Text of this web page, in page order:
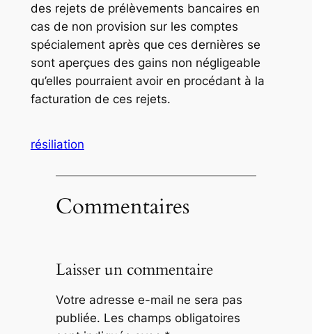
des rejets de prélèvements bancaires en
cas de non provision sur les comptes
spécialement après que ces dernières se
sont aperçues des gains non négligeable
qu’elles pourraient avoir en procédant à la
facturation de ces rejets.
résiliation
Commentaires
Laisser un commentaire
Votre adresse e-mail ne sera pas
publiée. Les champs obligatoires